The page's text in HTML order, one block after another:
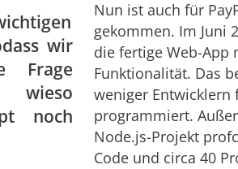
wir
Frage
wieso
noch
Nun ist auch für
gekommen. Im Juni
die fertige Web-App
Funktionalität. Das
weniger Entwicklern
programmiert.
Node.js-Projekt
Code und circa 40